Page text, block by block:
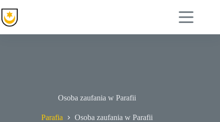
do
treści
Osoba zaufania w Parafii
Parafia Osoba zaufania w Parafii